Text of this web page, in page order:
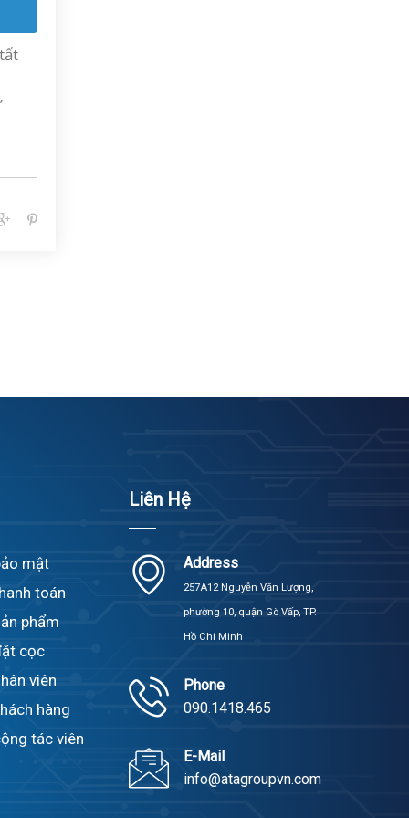
mật
toán
phẩm
cọc
viên
hàng
tác viên
Liên Hệ
Address
257A12 Nguyễn Văn Lượng,
phường 10, quận Gò Vấp, TP.
Hồ Chí Minh
Phone
090.1418.465
E-Mail
info@atagroupvn.com